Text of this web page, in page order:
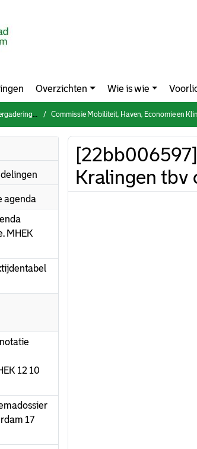
Overzichten Wie is wie
Commissie Mobiliteit, Haven, Economie en Klimaat (2022-
agenda
MHEK
12 10
17
Kralingen tbv